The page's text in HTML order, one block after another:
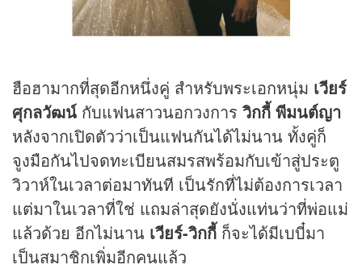
ฮือฮามากที่สุดอีกหนึ่งคู่ สำหรับพระเอกหนุ่ม เวียร์
ศุกลวัฒน์ กับแฟนสาวนอกวงการ วิกกี้ พีมนต์ญา
หลังจากเปิดตัวว่าเป็นแฟนกันได้ไม่นาน ทั้งคู่ก็
จูงมือกันไปจดทะเบียนสมรสพร้อมกับเข้าสู่ประตู
วิวาห์ในเวลาต่อมาทันที เป็นรักที่ไม่ต้องการเวลา
แต่มาในเวลาที่ใช่ แถมล่าสุดยังนั่งแท่นว่าที่พ่อแม่
แล้วด้วย อีกไม่นาน เวียร์-วิกกี้ก็จะได้มีเบบี๋มา
เป็นสมาชิกเพิ่มอีกคนแล้ว